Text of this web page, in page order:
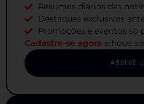
Resumos diários das
Destaques exclusivos
Promoções e eventos só
Cadastre-se agora e fique
ASSINE